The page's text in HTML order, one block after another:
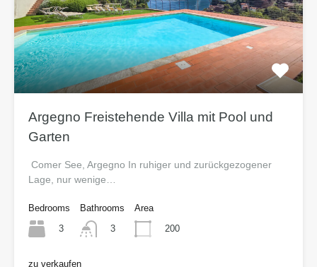
Argegno Freistehende Villa mit Pool und
Garten
Comer See, Argegno In ruhiger und zurückgezogener
Lage, nur wenige…
Bedrooms
3
Bathrooms
3
Area
200
zu verkaufen